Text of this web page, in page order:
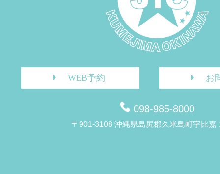
WEB予約 お
098-985-8000
〒901-3108 沖縄県島尻郡久米島町字比嘉